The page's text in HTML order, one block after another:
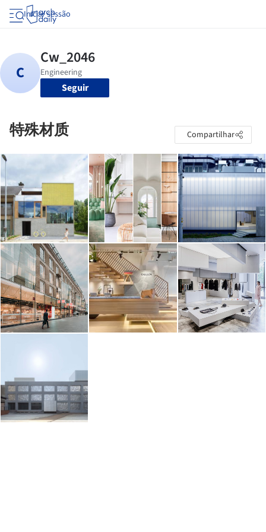
Iniciar sessão
Seguir
特殊材质 Compartilhar